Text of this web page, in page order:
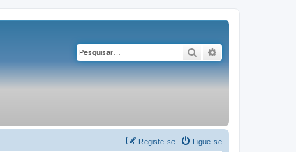
Pesquisar
Ligue-se
Registe-se